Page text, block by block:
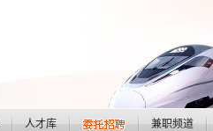
人才库 兼职频道